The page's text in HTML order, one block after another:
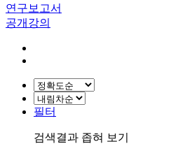
연구보고서
공개강의
필터
검색결과 좁혀 보기